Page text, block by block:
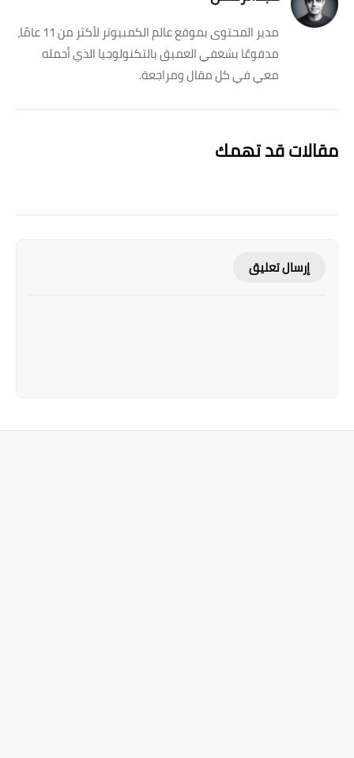
مدير المحتوى بموقع عالم الكمبيوتر لأكثر من 11 عامًا،
مدفوعًا بشغفي العميق بالتكنولوجيا الذي أحمله
معي في كل مقال ومراجعة.
مقالات قد تهمك
إرسال تعليق